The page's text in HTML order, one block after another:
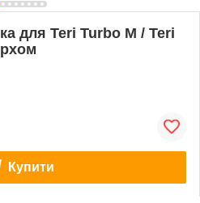
для Teri Turbo M / Teri
Купити